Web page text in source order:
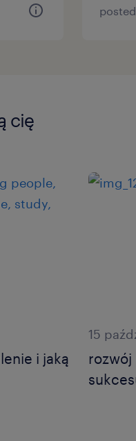
cię
i jaką
15
rozwój